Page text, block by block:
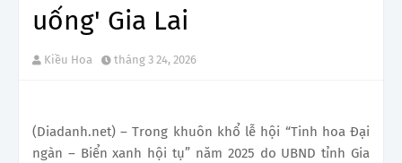
uống' Gia Lai
Kiều Hoa tháng 3 24, 2026
(Diadanh.net) – Trong khuôn khổ lễ hội “Tinh hoa Đại
ngàn – Biển xanh hội tụ” năm 2025 do UBND tỉnh Gia